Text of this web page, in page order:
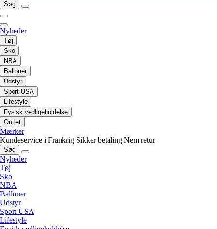
Søg
Nyheder
Tøj
Sko
NBA
Balloner
Udstyr
Sport USA
Lifestyle
Fysisk vedligeholdelse
Outlet
Mærker
Kundeservice i Frankrig Sikker betaling Nem retur
Søg
Nyheder
Tøj
Sko
NBA
Balloner
Udstyr
Sport USA
Lifestyle